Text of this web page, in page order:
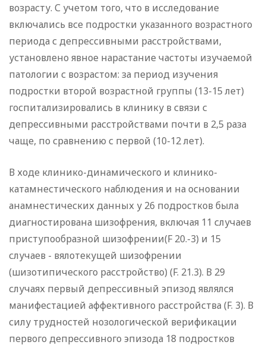
возрасту. С учетом того, что в исследование
включались все подростки указанного возрастного
периода с депрессивными расстройствами,
установлено явное нарастание частоты изучаемой
патологии с возрастом: за период изучения
подростки второй возрастной группы (13-15 лет)
госпитализировались в клинику в связи с
депрессивными расстройствами почти в 2,5 раза
чаще, по сравнению с первой (10-12 лет).
В ходе клинико-динамического и клинико-
катамнестического наблюдения и на основании
анамнестических данных у 26 подростков была
диагностирована шизофрения, включая 11 случаев
приступообразной шизофрении(F 20.-3) и 15
случаев - вялотекущей шизофрении
(шизотипического расстройство) (F. 21.3). В 29
случаях первый депрессивный эпизод являлся
манифестацией аффективного расстройства (F. 3). В
силу трудностей нозологической верификации
первого депрессивного эпизода 18 подростков